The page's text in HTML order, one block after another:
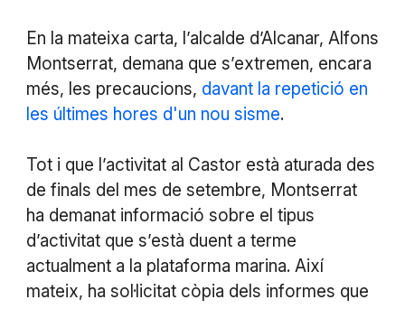
En la mateixa carta, l’alcalde d’Alcanar, Alfons
Montserrat, demana que s’extremen, encara
més, les precaucions, davant la repetició en
les últimes hores d'un nou sisme.
Tot i que l’activitat al Castor està aturada des
de finals del mes de setembre, Montserrat
ha demanat informació sobre el tipus
d’activitat que s’està duent a terme
actualment a la plataforma marina. Així
mateix, ha sol·licitat còpia dels informes que